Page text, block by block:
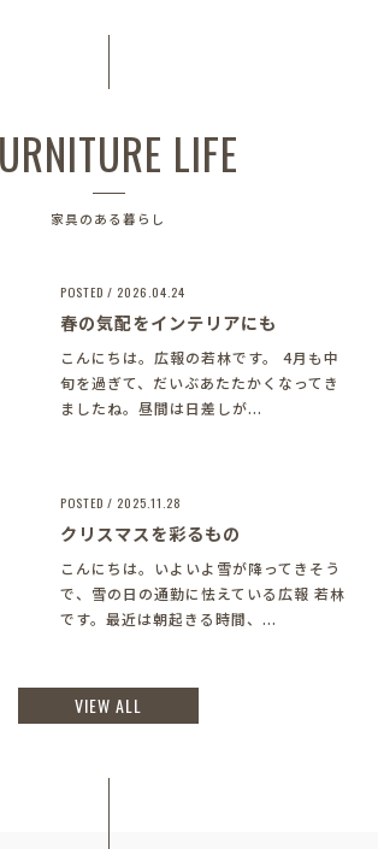
LIFE
家具のある暮らし
POSTED / 2026.04.24
春の気配をインテリアにも
こんにちは。広報の若林です。 4月も中
旬を過ぎて、だいぶあたたかくなってき
ましたね。昼間は日差しが...
POSTED / 2025.11.28
クリスマスを彩るもの
こんにちは。いよいよ雪が降ってきそう
で、雪の日の通勤に怯えている広報 若林
です。最近は朝起きる時間、...
VIEW ALL